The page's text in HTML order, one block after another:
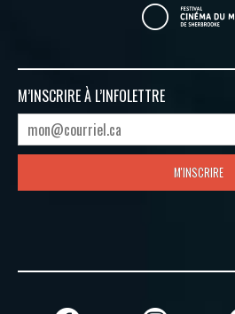
M’INSCRIRE À L’INFOLETTRE
M'INSCRIRE